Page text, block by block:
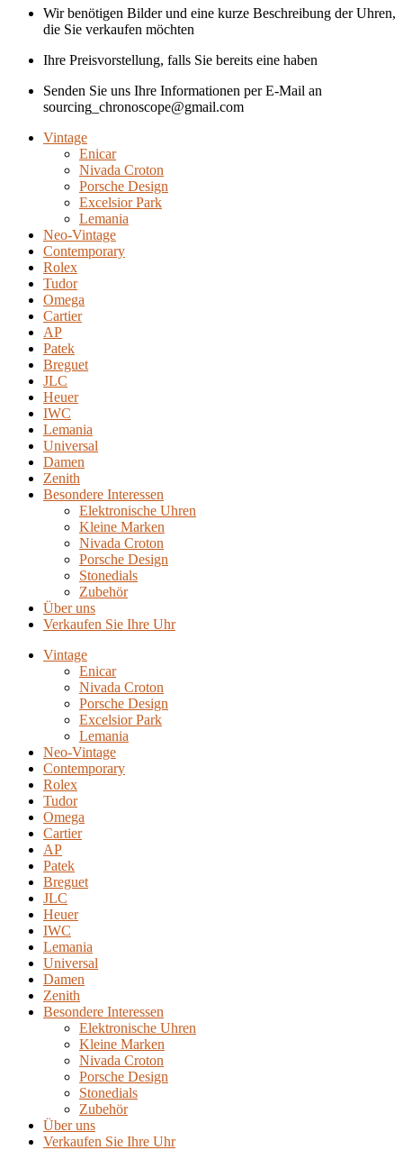
Wir benötigen Bilder und eine kurze Beschreibung der Uhren,
die Sie verkaufen möchten
Ihre Preisvorstellung, falls Sie bereits eine haben
Senden Sie uns Ihre Informationen per E-Mail an
sourcing_chronoscope@gmail.com
Vintage
Enicar
Nivada Croton
Porsche Design
Excelsior Park
Lemania
Neo-Vintage
Contemporary
Rolex
Tudor
Omega
Cartier
AP
Patek
Breguet
JLC
Heuer
IWC
Lemania
Universal
Damen
Zenith
Besondere Interessen
Elektronische Uhren
Kleine Marken
Nivada Croton
Porsche Design
Stonedials
Zubehör
Über uns
Verkaufen Sie Ihre Uhr
Vintage
Enicar
Nivada Croton
Porsche Design
Excelsior Park
Lemania
Neo-Vintage
Contemporary
Rolex
Tudor
Omega
Cartier
AP
Patek
Breguet
JLC
Heuer
IWC
Lemania
Universal
Damen
Zenith
Besondere Interessen
Elektronische Uhren
Kleine Marken
Nivada Croton
Porsche Design
Stonedials
Zubehör
Über uns
Verkaufen Sie Ihre Uhr